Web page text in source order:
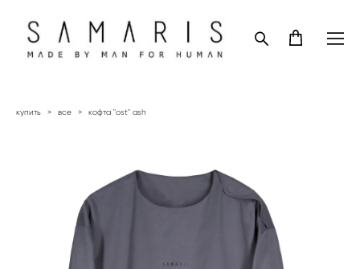
купить > все > кофта "ost" ash